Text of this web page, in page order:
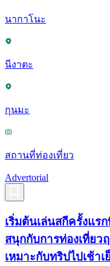
นากาโนะ
นีงาตะ
กุนมะ
สถานที่ท่องเที่ยว
Advertorial
เริ่มต้นเล่นสกีครั้งแร
สนุกกับการท่องเที่ยว
เหมาะกับทริปไปเช้า